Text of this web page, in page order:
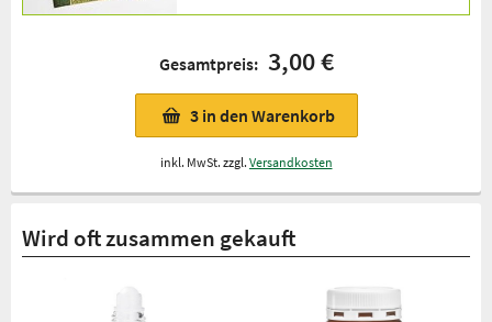
Gesamtpreis: 3,00 €
3 in den Warenkorb
inkl. MwSt. zzgl. Versandkosten
Wird oft zusammen gekauft